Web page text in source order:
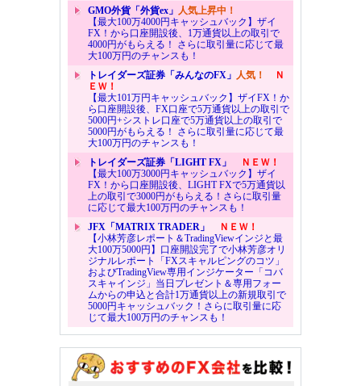
GMO外貨「外貨ex」 人気上昇中！
【最大100万4000円キャッシュバック】ザイ
FX！から口座開設後、1万通貨以上の取引で
4000円がもらえる！ さらに取引量に応じて最
大100万円のチャンスも！
トレイダーズ証券「みんなのFX」 人気！
Ｎ
ＥＷ！
【最大101万円キャッシュバック】ザイFX！か
ら口座開設後、FX口座で5万通貨以上の取引で
5000円+シストレ口座で5万通貨以上の取引で
5000円がもらえる！ さらに取引量に応じて最
大100万円のチャンスも！
トレイダーズ証券「LIGHT FX」
ＮＥＷ！
【最大100万3000円キャッシュバック】ザイ
FX！から口座開設後、LIGHT FXで5万通貨以
上の取引で3000円がもらえる！さらに取引量
に応じて最大100万円のチャンスも！
JFX「MATRIX TRADER」
ＮＥＷ！
【小林芳彦レポート＆TradingViewインジと最
大100万5000円】口座開設完了で小林芳彦オリ
ジナルレポート「FXスキャルピングのコツ」
およびTradingView専用インジケーター「コバ
スキャインジ」当日プレゼント＆専用フォー
ムからの申込と合計1万通貨以上の新規取引で
5000円キャッシュバック！さらに取引量に応
じて最大100万円のチャンスも！